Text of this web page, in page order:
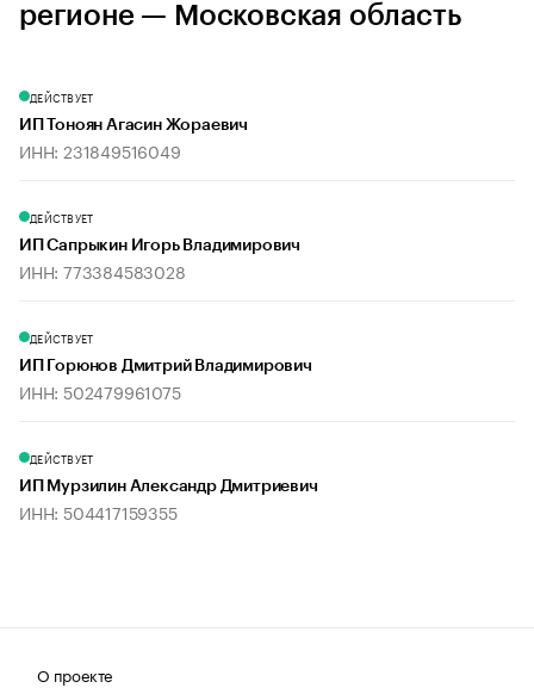
регионе — Московская область
ДЕЙСТВУЕТ
ИП Тоноян Агасин Жораевич
ИНН: 231849516049
ДЕЙСТВУЕТ
ИП Сапрыкин Игорь Владимирович
ИНН: 773384583028
ДЕЙСТВУЕТ
ИП Горюнов Дмитрий Владимирович
ИНН: 502479961075
ДЕЙСТВУЕТ
ИП Мурзилин Александр Дмитриевич
ИНН: 504417159355
О проекте